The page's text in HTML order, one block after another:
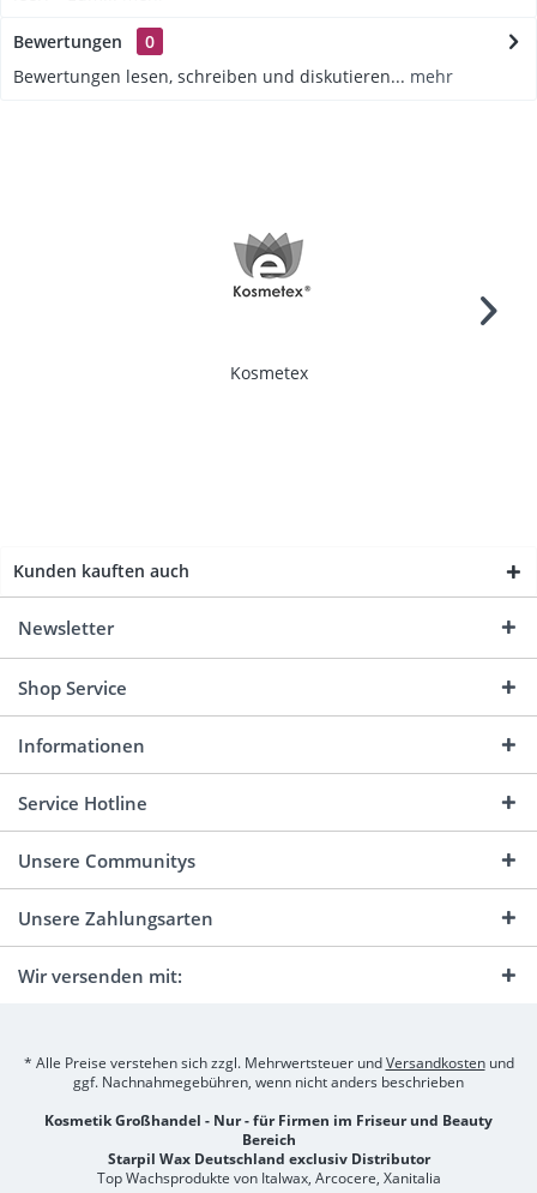
Bewertungen
0
Bewertungen lesen, schreiben und diskutieren... mehr
Kosmetex
Kunden kauften auch
Newsletter
Shop Service
Informationen
Service Hotline
Unsere Communitys
Unsere Zahlungsarten
Wir versenden mit:
* Alle Preise verstehen sich zzgl. Mehrwertsteuer undVersandkostenund
ggf. Nachnahmegebühren, wenn nicht anders beschrieben
Kosmetik Großhandel - Nur - für Firmen im Friseur und Beauty
Bereich
Starpil Wax Deutschland exclusiv Distributor
Top Wachsprodukte von Italwax, Arcocere, Xanitalia